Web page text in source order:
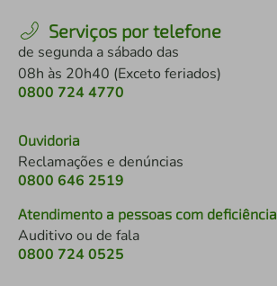
Serviços por telefone
de segunda a sábado das
08h às 20h40 (Exceto feriados)
0800 724 4770
Ouvidoria
Reclamações e denúncias
0800 646 2519
Atendimento a pessoas com deficiência
Auditivo ou de fala
0800 724 0525